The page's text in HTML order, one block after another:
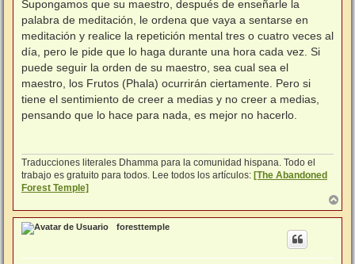
Supongamos que su maestro, después de enseñarle la
palabra de meditación, le ordena que vaya a sentarse en
meditación y realice la repetición mental tres o cuatro veces al
día, pero le pide que lo haga durante una hora cada vez. Si
puede seguir la orden de su maestro, sea cual sea el
maestro, los Frutos (Phala) ocurrirán ciertamente. Pero si
tiene el sentimiento de creer a medias y no creer a medias,
pensando que lo hace para nada, es mejor no hacerlo.
Traducciones literales Dhamma para la comunidad hispana. Todo el
trabajo es gratuito para todos. Lee todos los artículos: [The Abandoned
Forest Temple]
r
r
foresttemple